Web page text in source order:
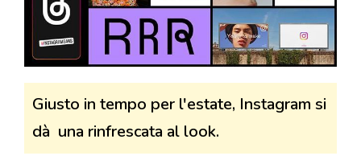
Giusto in tempo per l'estate, Instagram si
dà una rinfrescata al look.